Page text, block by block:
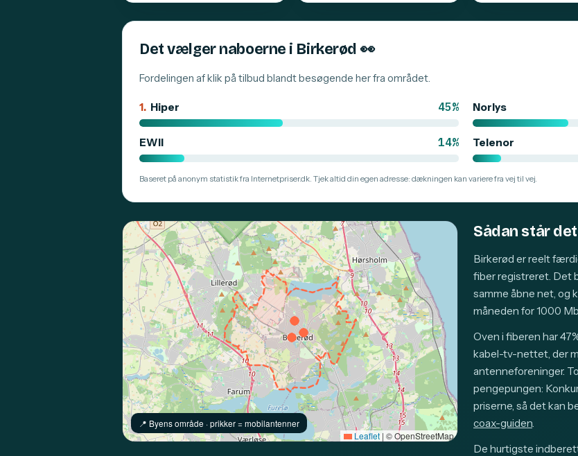
Det vælger naboerne i Birkerød 👀
Fordelingen af klik på tilbud blandt besøgende her fra området.
1. Hiper 45% Norlys
EWII 14% Telenor
Baseret på anonym statistik fra Internetpriser.dk. Tjek altid din egen adresse: dækningen kan variere fra vej til vej.
📍️ Byens område · prikker = mobilantenner
Leaflet | © OpenStreetMap
Sådan står
Birkerød er reelt
fiber registreret. Det
samme åbne net, og
måneden for 1000
Oven i fiberen har
kabel-tv-nettet, der
antenneforeninger.
pengepungen:
priserne, så det kan
coax-guiden.
De hurtigste